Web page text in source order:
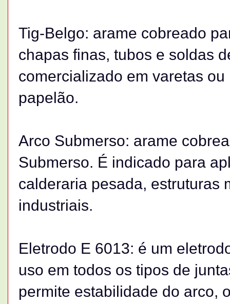
Tig-Belgo: arame cobreado
chapas finas, tubos e soldas
comercializado em varetas
papelão.
Arco Submerso: arame
Submerso. É indicado para
calderaria pesada, estruturas
industriais.
Eletrodo E 6013: é um
uso em todos os tipos de
permite estabilidade do arco,